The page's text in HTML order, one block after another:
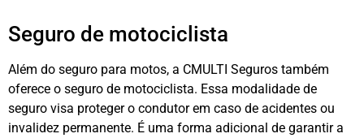
Seguro de motociclista
Além do seguro para motos, a CMULTI Seguros também
oferece o seguro de motociclista. Essa modalidade de
seguro visa proteger o condutor em caso de acidentes ou
invalidez permanente. É uma forma adicional de garantir a